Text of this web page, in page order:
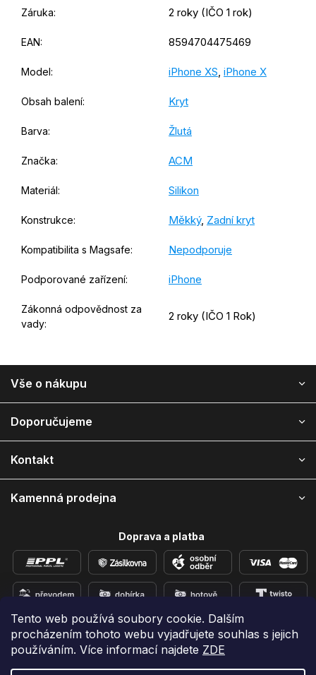
Tento web používá soubory cookie. Dalším
procházením tohoto webu vyjadřujete souhlas s jejich
používáním. Více informací najdete ZDE
Záruka: 2 roky (IČO 1 rok)
EAN: 8594704475469
Model: iPhone XS, iPhone X
Obsah balení: Kryt
Barva: Žlutá
Značka: ACM
Materiál: Silikon
Konstrukce: Měkký, Zadní kryt
Kompatibilita s Magsafe: Nepodporuje
Podporované zařízení: iPhone
Zákonná odpovědnost za
vady:
2 roky (IČO 1 Rok)
p
Vše o nákupu
Doporučujeme
Kontakt
Kamenná prodejna
Doprava a platba
Přidejte se k nám na sítích